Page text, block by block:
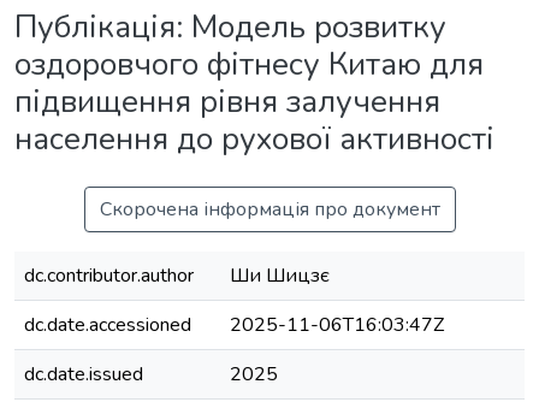
Публікація: Модель розвитку
оздоровчого фітнесу Китаю для
підвищення рівня залучення
населення до рухової активності
Скорочена інформація про документ
dc.contributor.author
Ши Шицзє
dc.date.accessioned
2025-11-06T16:03:47Z
dc.date.issued
2025